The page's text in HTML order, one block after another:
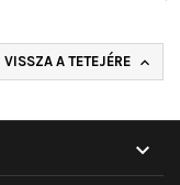
VISSZA A TETEJÉRE 
